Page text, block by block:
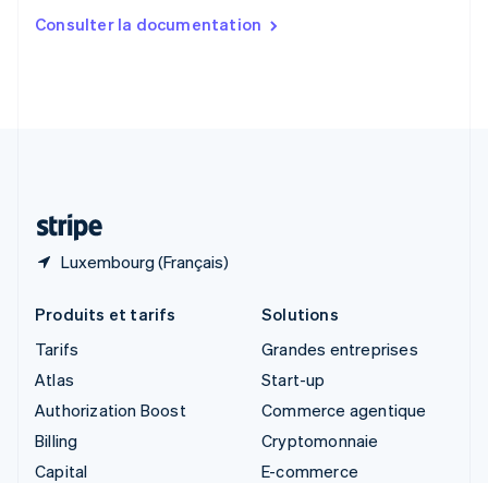
Consulter la documentation
Luxembourg (Français)
English
Produits et tarifs
Tarifs
Atlas
Authorization Boost
Billing
Capital
Solutions
Grandes entreprises
Start-up
Commerce agentique
Cryptomonnaie
E-commerce